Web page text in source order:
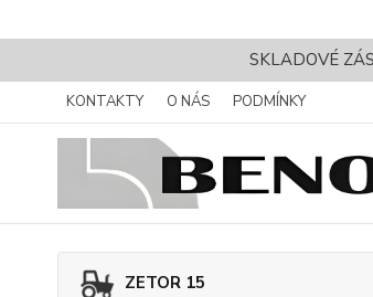
SKLADOVÉ
KONTAKTY O NÁS PODMÍNKY
ZETOR 15